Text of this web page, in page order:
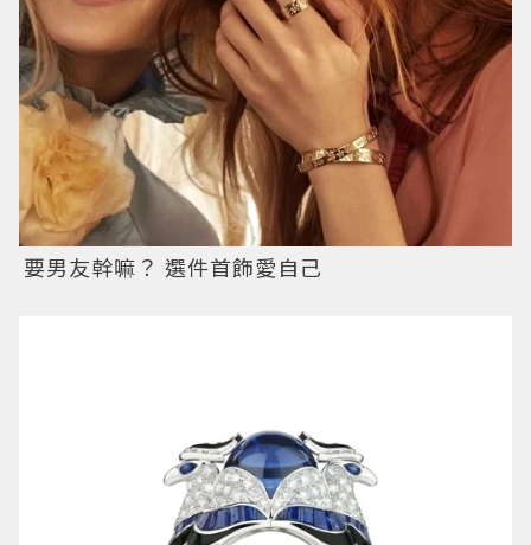
要男友幹嘛？ 選件首飾愛自己